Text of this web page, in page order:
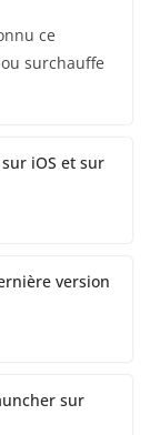
ce
surchauffe
iOS et sur
version
sur